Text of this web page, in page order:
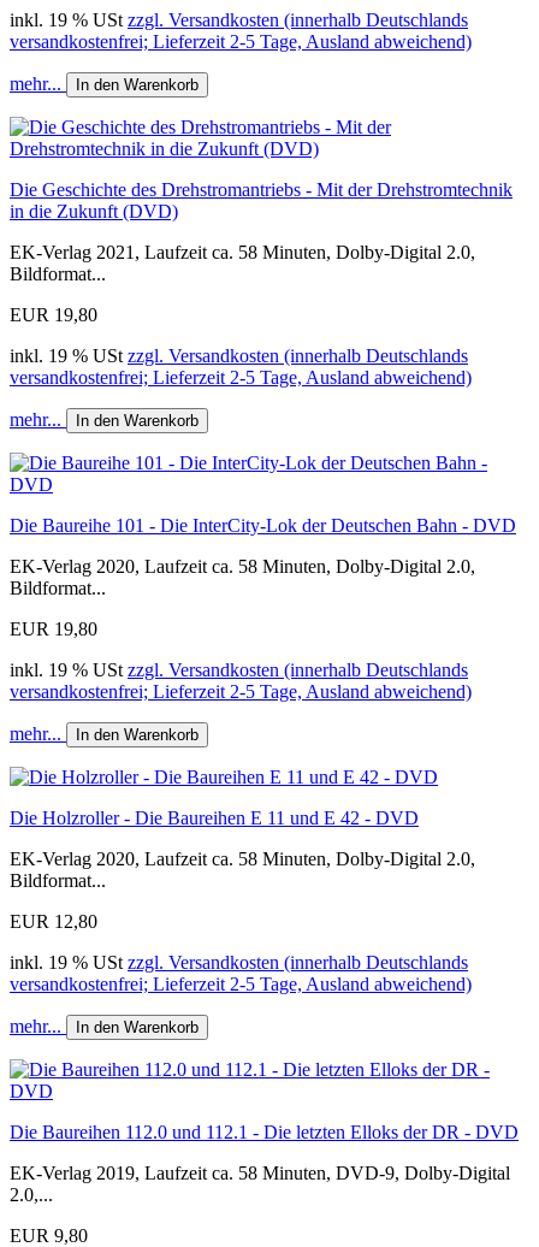
inkl. 19 % USt zzgl. Versandkosten (innerhalb Deutschlands
versandkostenfrei; Lieferzeit 2-5 Tage, Ausland abweichend)
mehr... In den Warenkorb
Die Geschichte des Drehstromantriebs - Mit der Drehstromtechnik
in die Zukunft (DVD)
EK-Verlag 2021, Laufzeit ca. 58 Minuten, Dolby-Digital 2.0,
Bildformat...
EUR 19,80
inkl. 19 % USt zzgl. Versandkosten (innerhalb Deutschlands
versandkostenfrei; Lieferzeit 2-5 Tage, Ausland abweichend)
mehr... In den Warenkorb
Die Baureihe 101 - Die InterCity-Lok der Deutschen Bahn - DVD
EK-Verlag 2020, Laufzeit ca. 58 Minuten, Dolby-Digital 2.0,
Bildformat...
EUR 19,80
inkl. 19 % USt zzgl. Versandkosten (innerhalb Deutschlands
versandkostenfrei; Lieferzeit 2-5 Tage, Ausland abweichend)
mehr... In den Warenkorb
Die Holzroller - Die Baureihen E 11 und E 42 - DVD
EK-Verlag 2020, Laufzeit ca. 58 Minuten, Dolby-Digital 2.0,
Bildformat...
EUR 12,80
inkl. 19 % USt zzgl. Versandkosten (innerhalb Deutschlands
versandkostenfrei; Lieferzeit 2-5 Tage, Ausland abweichend)
mehr... In den Warenkorb
Die Baureihen 112.0 und 112.1 - Die letzten Elloks der DR - DVD
EK-Verlag 2019, Laufzeit ca. 58 Minuten, DVD-9, Dolby-Digital
2.0,...
EUR 9,80